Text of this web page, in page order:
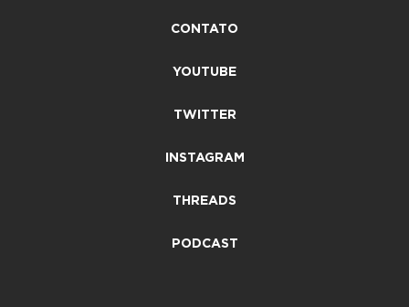
CONTATO
YOUTUBE
TWITTER
INSTAGRAM
THREADS
PODCAST